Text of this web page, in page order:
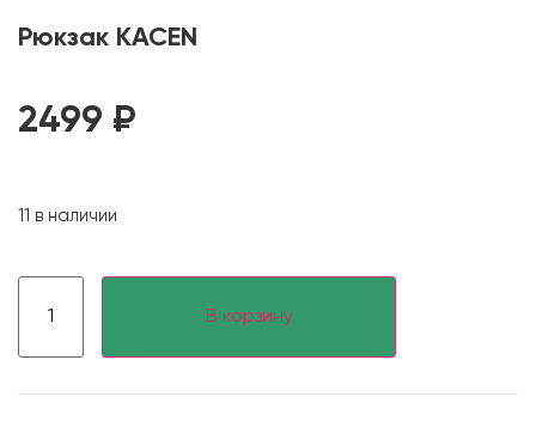
Рюкзак KACEN
2499 ₽
11 в наличии
В корзину